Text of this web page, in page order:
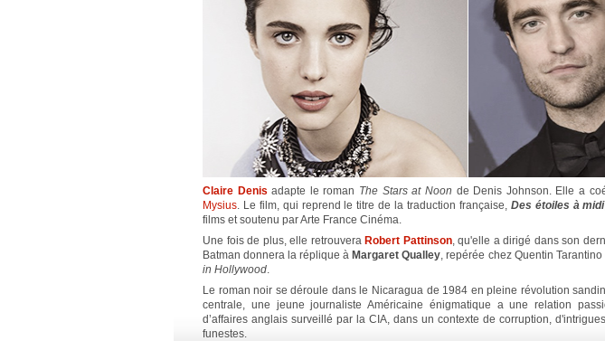
Claire Denis adapte le roman The Stars at Noon de Denis Johnson. Elle a
Mysius. Le film, qui reprend le titre de la traduction française, Des étoiles à midi
films et soutenu par Arte France Cinéma.
Une fois de plus, elle retrouvera Robert Pattinson, qu'elle a dirigé dans son
Batman donnera la réplique à Margaret Qualley, repérée chez Quentin Tarantino
in Hollywood.
Le roman noir se déroule dans le Nicaragua de 1984 en pleine révolution
centrale, une jeune journaliste Américaine énigmatique a une relation
d’affaires anglais surveillé par la CIA, dans un contexte de corruption,
funestes.